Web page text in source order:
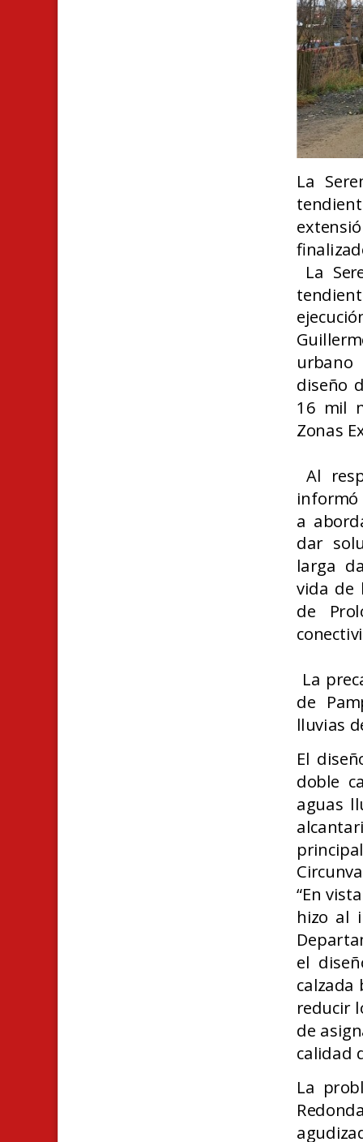
La
La
urbano
diseño
16 mil
Zonas
Al
informó
a
dar
larga
vida de
de
La
de
lluvias
El
doble
aguas
“En
hizo al
el
calzada
reducir
de
calidad
La